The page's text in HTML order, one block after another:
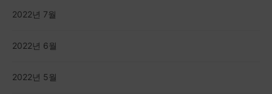
2022년 7월
2022년 6월
2022년 5월